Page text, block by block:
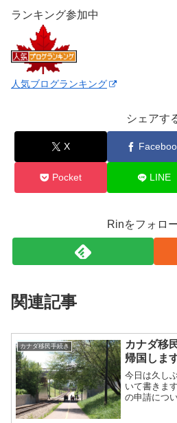
ランキング参加中
人気ブログランキング
シェアす
X
Pocket LINE
Rinをフォロ
関連記事
カナダ移民手続き
カナダ移
帰国しま
今日は久し
いて書きま
の申請につ